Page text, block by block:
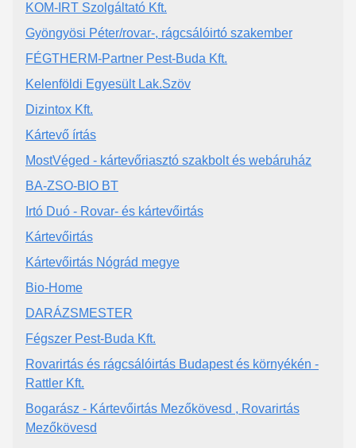
KOM-IRT Szolgáltató Kft.
Gyöngyösi Péter/rovar-, rágcsálóirtó szakember
FÉGTHERM-Partner Pest-Buda Kft.
Kelenföldi Egyesült Lak.Szöv
Dizintox Kft.
Kártevő írtás
MostVéged - kártevőriasztó szakbolt és webáruház
BA-ZSO-BIO BT
Irtó Duó - Rovar- és kártevőirtás
Kártevőirtás
Kártevőirtás Nógrád megye
Bio-Home
DARÁZSMESTER
Fégszer Pest-Buda Kft.
Rovarirtás és rágcsálóirtás Budapest és környékén -
Rattler Kft.
Bogarász - Kártevőirtás Mezőkövesd , Rovarirtás
Mezőkövesd